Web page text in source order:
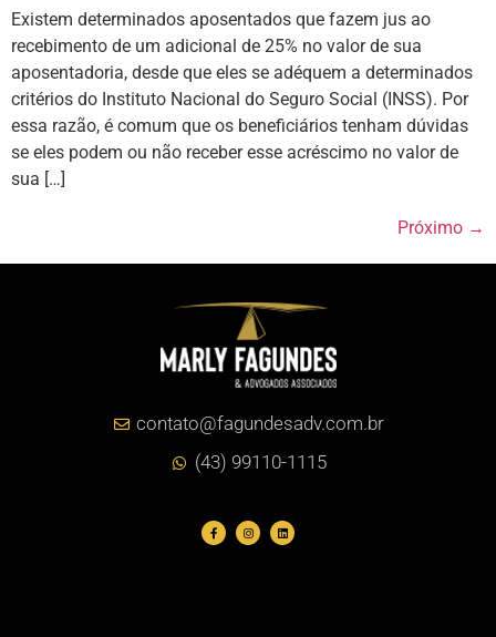
Existem determinados aposentados que fazem jus ao
recebimento de um adicional de 25% no valor de sua
aposentadoria, desde que eles se adéquem a determinados
critérios do Instituto Nacional do Seguro Social (INSS). Por
essa razão, é comum que os beneficiários tenham dúvidas
se eles podem ou não receber esse acréscimo no valor de
sua […]
Próximo →
contato@fagundesadv.com.br
(43) 99110-1115